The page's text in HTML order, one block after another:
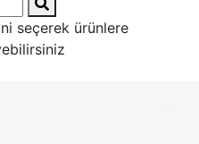
seçerek ürünlere